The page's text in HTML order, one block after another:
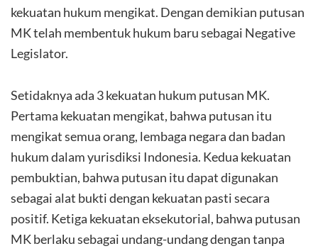
kekuatan hukum mengikat. Dengan demikian putusan
MK telah membentuk hukum baru sebagai Negative
Legislator.
Setidaknya ada 3 kekuatan hukum putusan MK.
Pertama kekuatan mengikat, bahwa putusan itu
mengikat semua orang, lembaga negara dan badan
hukum dalam yurisdiksi Indonesia. Kedua kekuatan
pembuktian, bahwa putusan itu dapat digunakan
sebagai alat bukti dengan kekuatan pasti secara
positif. Ketiga kekuatan eksekutorial, bahwa putusan
MK berlaku sebagai undang-undang dengan tanpa